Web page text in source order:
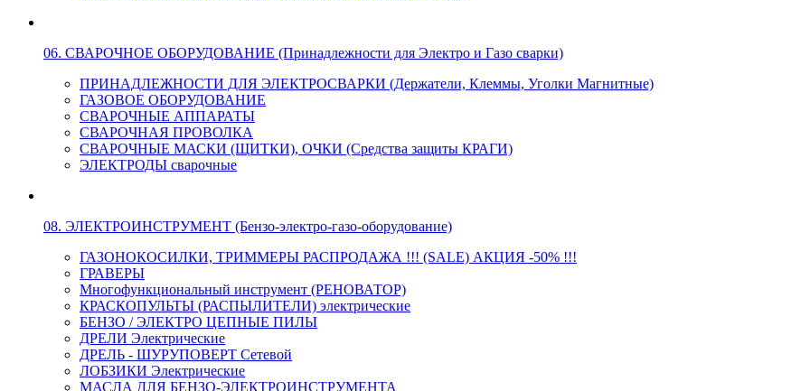
06. СВАРОЧНОЕ ОБОРУДОВАНИЕ (Принадлежности для Электро и Газо сварки)
ПРИНАДЛЕЖНОСТИ ДЛЯ ЭЛЕКТРОСВАРКИ (Держатели, Клеммы, Уголки Магнитные)
ГАЗОВОЕ ОБОРУДОВАНИЕ
СВАРОЧНЫЕ АППАРАТЫ
СВАРОЧНАЯ ПРОВОЛКА
СВАРОЧНЫЕ МАСКИ (ЩИТКИ), ОЧКИ (Средства защиты КРАГИ)
ЭЛЕКТРОДЫ сварочные
08. ЭЛЕКТРОИНСТРУМЕНТ (Бензо-электро-газо-оборудование)
ГАЗОНОКОСИЛКИ, ТРИММЕРЫ РАСПРОДАЖА !!! (SALE) АКЦИЯ -50% !!!
ГРАВЕРЫ
Многофункциональный инструмент (РЕНОВАТОР)
КРАСКОПУЛЬТЫ (РАСПЫЛИТЕЛИ) электрические
БЕНЗО / ЭЛЕКТРО ЦЕПНЫЕ ПИЛЫ
ДРЕЛИ Электрические
ДРЕЛЬ - ШУРУПОВЕРТ Сетевой
ЛОБЗИКИ Электрические
МАСЛА ДЛЯ БЕНЗО-ЭЛЕКТРОИНСТРУМЕНТА